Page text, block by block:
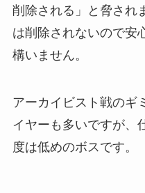
削除される」と脅され
は削除されないので安
構いません。
アーカイビスト戦のギ
イヤーも多いですが、
度は低めのボスです。